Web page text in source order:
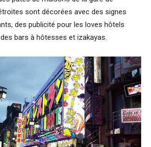
sont décorées avec des signes
des publicité pour les loves hôtels
bars à hôtesses et izakayas.